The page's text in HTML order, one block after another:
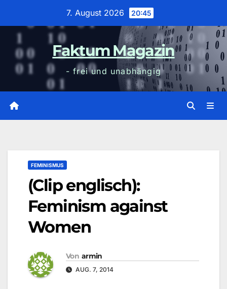
7. August 2026 20:45
Faktum Magazin
- frei und unabhängig
FEMINISMUS
(Clip englisch):
Feminism against
Women
Von armin
AUG. 7, 2014